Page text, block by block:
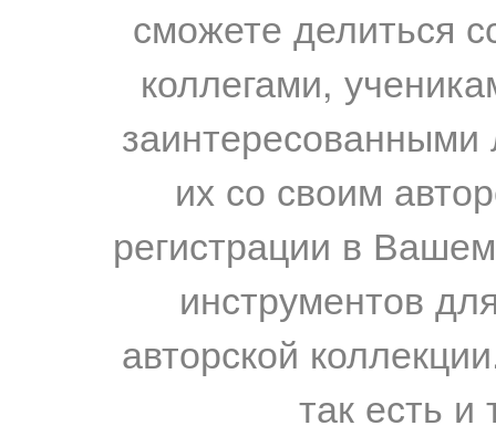
сможете делиться
коллегами,
их со своим
регистрации в
инструментов
авторской
так есть и